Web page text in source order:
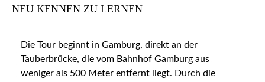
NEU KENNEN ZU LERNEN
Die Tour beginnt in Gamburg, direkt an der
Tauberbrücke, die vom Bahnhof Gamburg aus
weniger als 500 Meter entfernt liegt. Durch die